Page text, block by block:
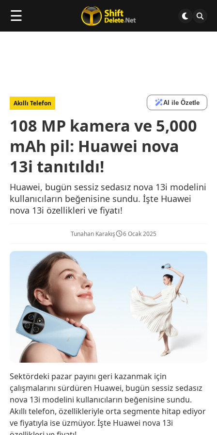
☰
Akıllı Telefon AI ile Özetle
108 MP kamera ve 5,000
mAh pil: Huawei nova
13i tanıtıldı!
Huawei, bugün sessiz sedasız nova 13i modelini
kullanıcıların beğenisine sundu. İşte Huawei
nova 13i özellikleri ve fiyatı!
Tunahan Karakış 6 Ocak 2025
Sektördeki pazar payını geri kazanmak için
çalışmalarını sürdüren Huawei, bugün sessiz sedasız
nova 13i modelini kullanıcıların beğenisine sundu.
Akıllı telefon, özellikleriyle orta segmente hitap ediyor
ve fiyatıyla ise üzmüyor. İşte Huawei nova 13i